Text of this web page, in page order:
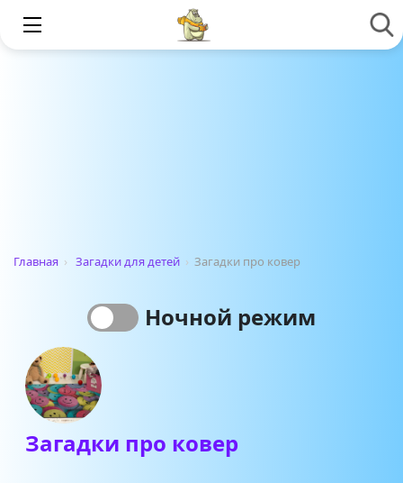
Главная › Загадки для детей › Загадки про ковер
Ночной режим
Загадки про ковер